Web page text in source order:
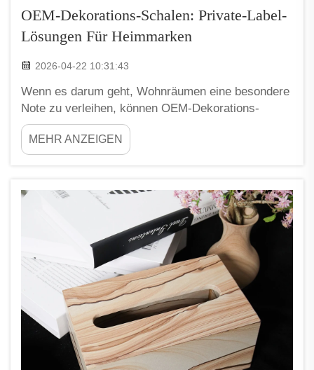
OEM-Dekorations-Schalen: Private-Label-
Lösungen Für Heimmarken
2026-04-22 10:31:43
Wenn es darum geht, Wohnräumen eine besondere
Note zu verleihen, können OEM-Dekorations-
Schalen wirklich einen großen Unterschied machen.
Diese Schalen sind nicht nur schön, sondern auch
sehr nützlich. Unternehmen wie XPIC bieten
Schalen unter Ihrem eigenen Markennamen
verkaufen können ...
MEHR ANZEIGEN